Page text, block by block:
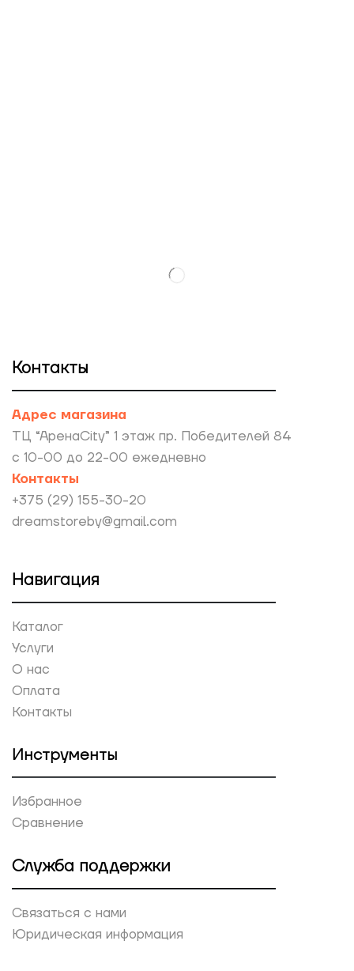
Контакты
Адрес магазина
ТЦ “АренаCity” 1 этаж пр. Победителей 84
с 10-00 до 22-00 ежедневно
Контакты
+375 (29) 155-30-20
dreamstoreby@gmail.com
Навигация
Каталог
Услуги
О нас
Оплата
Контакты
Инструменты
Избранное
Сравнение
Служба поддержки
Связаться с нами
Юридическая информация